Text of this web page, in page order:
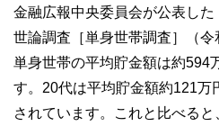
執筆者・監修者による執
やすさはもちろんのこと
な情報発信を実現していま
私たちは、快適でより良
コンシェルジュを目指しま
金融広報中央委員会が公表し
世論調査［単身世帯調査］（
単身世帯の平均貯金額は約594
す。20代は平均貯金額約121万
されています。これと比べる